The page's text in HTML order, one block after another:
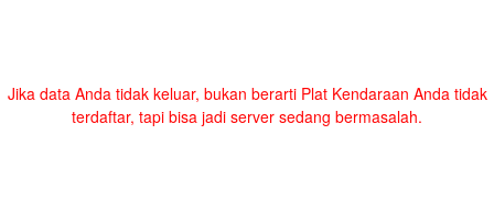
Jika data Anda tidak keluar, bukan berarti Plat Kendaraan Anda tidak
terdaftar, tapi bisa jadi server sedang bermasalah.